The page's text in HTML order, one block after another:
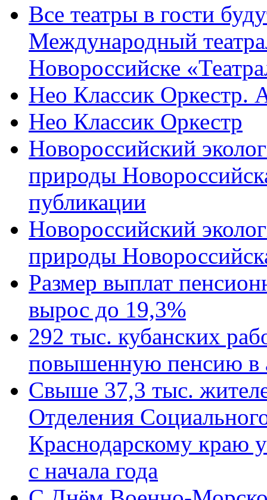
Все театры в гости
Международный
Новороссийске
Нео Классик Оркестр.
Нео Классик Оркестр
Новороссийский
природы
публикации
Новороссийский
природы
Размер выплат
вырос до 19,3%
292 тыс. кубанских
повышенную пенсию в
Свыше 37,3 тыс.
Отделения
Краснодарскому краю
с начала года